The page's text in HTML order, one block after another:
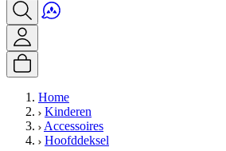
Home
Kinderen
Accessoires
Hoofddeksel